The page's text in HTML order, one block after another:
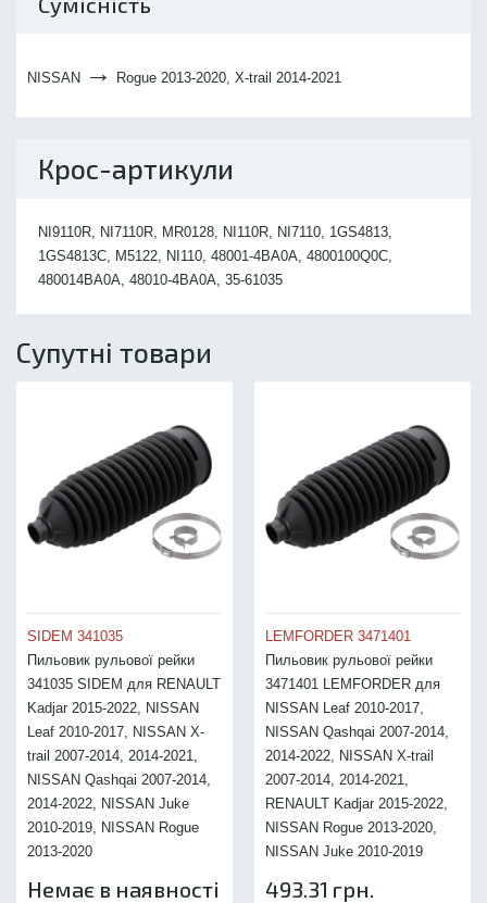
NISSAN → Rogue 2013-2020, X-trail 2014-2021
Крос-артикули
NI9110R, NI7110R, MR0128, NI110R, NI7110, 1GS4813,
1GS4813C, M5122, NI110, 48001-4BA0A, 4800100Q0C,
480014BA0A, 48010-4BA0A, 35-61035
Супутні товари
SIDEM 341035
Пильовик рульової рейки
341035 SIDEM для RENAULT
Kadjar 2015-2022, NISSAN
Leaf 2010-2017, NISSAN X-
trail 2007-2014, 2014-2021,
NISSAN Qashqai 2007-2014,
2014-2022, NISSAN Juke
2010-2019, NISSAN Rogue
2013-2020
Немає в наявності
LEMFORDER 3471401
Пильовик рульової рейки
3471401 LEMFORDER для
NISSAN Leaf 2010-2017,
NISSAN Qashqai 2007-2014,
2014-2022, NISSAN X-trail
2007-2014, 2014-2021,
RENAULT Kadjar 2015-2022,
NISSAN Rogue 2013-2020,
NISSAN Juke 2010-2019
493.31 грн.